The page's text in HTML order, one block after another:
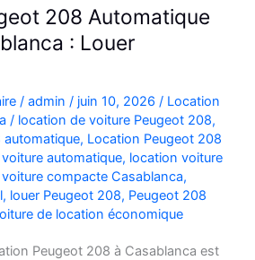
208 Automatique
: Louer
/ admin / juin 10, 2026 / Location
/ location de voiture Peugeot 208,
automatique, Location Peugeot 208
automatique, location voiture
compacte Casablanca,
, louer Peugeot 208, Peugeot 208
de location économique
Peugeot 208 à Casablanca est